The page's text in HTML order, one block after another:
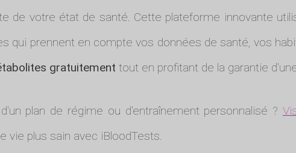
de votre état de santé. Cette plateforme innovante
qui prennent en compte vos données de santé, vos
gratuitement tout en profitant de la garantie
plan de régime ou d'entraînement personnalisé ?
vie plus sain avec iBloodTests.